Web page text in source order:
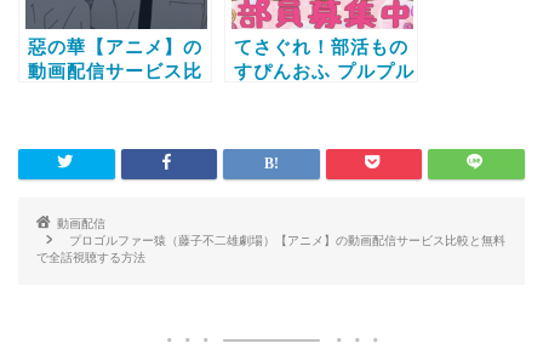
惡の華【アニメ】の
動画配信サービス比
てさぐれ！部活もの
すぴんおふ プルプル
料で全話視聴する方
動画配信
プロゴルファー猿（藤子不二雄劇場）【アニメ】の動画配信サービス比較と無料
で全話視聴する方法